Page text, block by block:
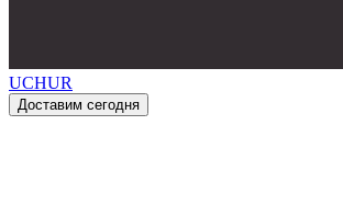
UCHUR
Доставим сегодня